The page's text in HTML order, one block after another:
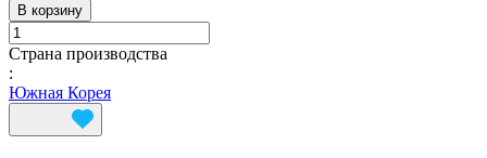
В корзину
Страна производства
:
Южная Корея